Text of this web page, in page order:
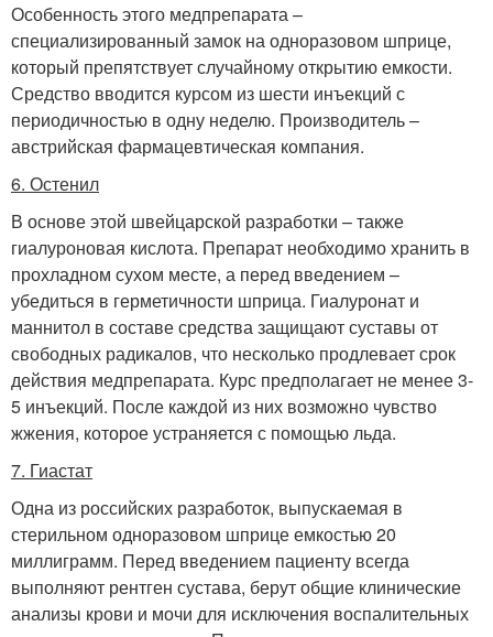
Особенность этого медпрепарата –
специализированный замок на одноразовом шприце,
который препятствует случайному открытию емкости.
Средство вводится курсом из шести инъекций с
периодичностью в одну неделю. Производитель –
австрийская фармацевтическая компания.
6. Остенил
В основе этой швейцарской разработки – также
гиалуроновая кислота. Препарат необходимо хранить в
прохладном сухом месте, а перед введением –
убедиться в герметичности шприца. Гиалуронат и
маннитол в составе средства защищают суставы от
свободных радикалов, что несколько продлевает срок
действия медпрепарата. Курс предполагает не менее 3-
5 инъекций. После каждой из них возможно чувство
жжения, которое устраняется с помощью льда.
7. Гиастат
Одна из российских разработок, выпускаемая в
стерильном одноразовом шприце емкостью 20
миллиграмм. Перед введением пациенту всегда
выполняют рентген сустава, берут общие клинические
анализы крови и мочи для исключения воспалительных